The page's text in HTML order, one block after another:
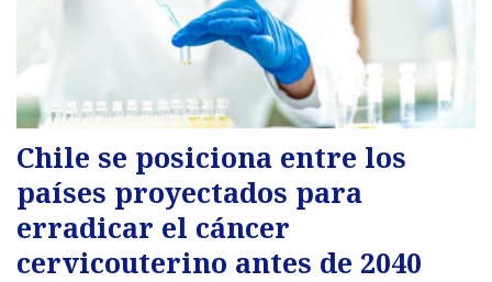
Chile se posiciona entre los
países proyectados para
erradicar el cáncer
cervicouterino antes de 2040